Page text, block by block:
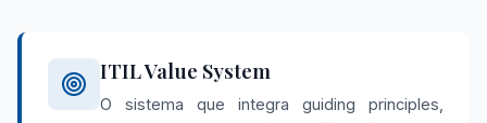
ITIL Value System
O sistema que integra guiding principles,